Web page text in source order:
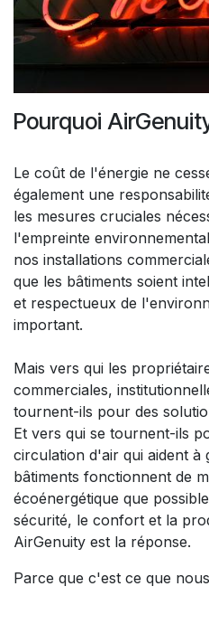
Pourquoi
Le coût de l'énergie ne
également une
les mesures cruciales
l'empreinte
nos installations
que les bâtiments soient
et respectueux de
important.
Mais vers qui les
commerciales,
tournent-ils pour des
Et vers qui se tournent-ils
circulation d'air qui aident à
bâtiments fonctionnent de
écoénergétique que
sécurité, le confort et la
AirGenuity est la réponse.
Parce que c'est ce que